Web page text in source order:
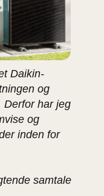
Daikin-
og
Derfor har jeg
og
inden for
samtale